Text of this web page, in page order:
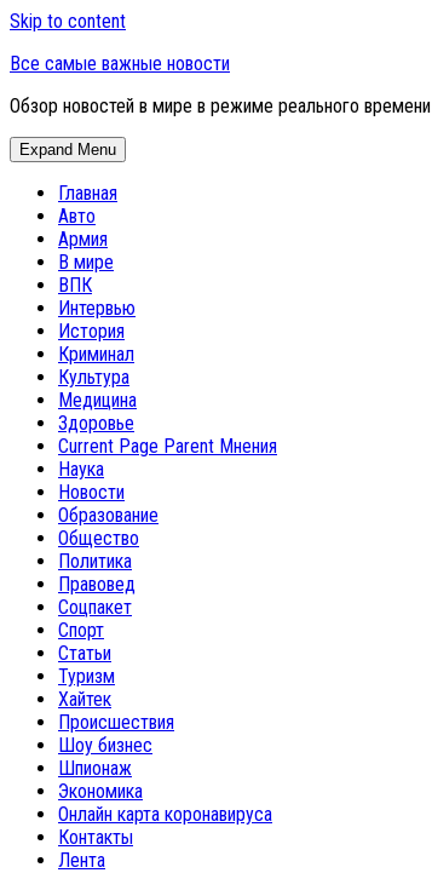
Skip to content
Все самые важные новости
Обзор новостей в мире в режиме реального времени
Expand Menu
Главная
Авто
Армия
В мире
ВПК
Интервью
История
Криминал
Культура
Медицина
Здоровье
Current Page Parent Мнения
Наука
Новости
Образование
Общество
Политика
Правовед
Соцпакет
Спорт
Статьи
Туризм
Хайтек
Происшествия
Шоу бизнес
Шпионаж
Экономика
Онлайн карта коронавируса
Контакты
Лента